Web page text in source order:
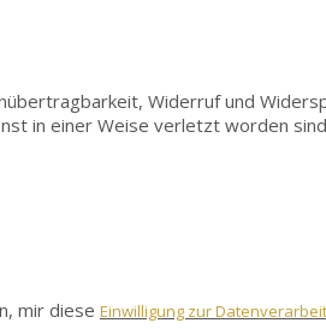
Widerruf und
in einer Weise verletzt worden
mir diese Einwilligung zur